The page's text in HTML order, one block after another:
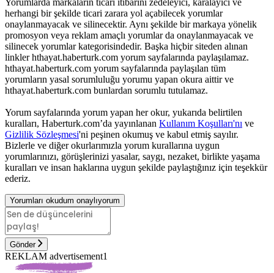
herhangi bir şekilde ticari zarara yol açabilecek yorumlar
onaylanmayacak ve silinecektir. Aynı şekilde bir markaya yönelik
promosyon veya reklam amaçlı yorumlar da onaylanmayacak ve
silinecek yorumlar kategorisindedir. Başka hiçbir siteden alınan
linkler hthayat.haberturk.com yorum sayfalarında paylaşılamaz.
hthayat.haberturk.com yorum sayfalarında paylaşılan tüm
yorumların yasal sorumluluğu yorumu yapan okura aittir ve
hthayat.haberturk.com bunlardan sorumlu tutulamaz.
Yorum sayfalarında yorum yapan her okur, yukarıda belirtilen
kuralları, Haberturk.com’da yayınlanan Kullanım Koşulları'nı ve
Gizlilik Sözleşmesi'ni peşinen okumuş ve kabul etmiş sayılır.
Bizlerle ve diğer okurlarımızla yorum kurallarına uygun
yorumlarınızı, görüşlerinizi yasalar, saygı, nezaket, birlikte yaşama
kuralları ve insan haklarına uygun şekilde paylaştığınız için teşekkür
ederiz.
Yorumları okudum onaylıyorum
Gönder
REKLAM advertisement1